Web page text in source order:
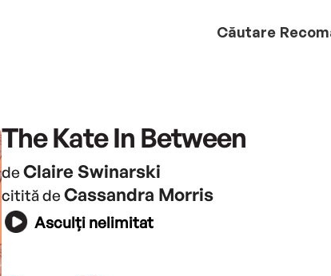
Căutare
The Kate In Between
de Claire Swinarski
citită de Cassandra Morris
Asculți nelimitat